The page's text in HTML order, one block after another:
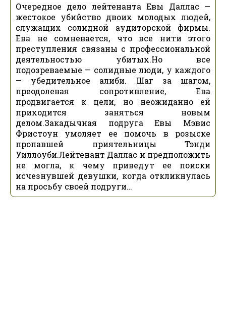
Очередное дело лейтенанта Евы Даллас —
жестокое убийство двоих молодых людей,
служащих солидной аудиторской фирмы.
Ева не сомневается, что все нити этого
преступления связаны с профессиональной
деятельностью убитых.Но все
подозреваемые — солидные люди, у каждого
— убедительное алиби. Шаг за шагом,
преодолевая сопротивление, Ева
продвигается к цели, но неожиданно ей
приходится заняться новым
делом.Закадычная подруга Евы Мэвис
Фристоун умоляет ее помочь в розыске
пропавшей приятельницы Тэнди
Уиллоуби.Лейтенант Даллас и предположить
не могла, к чему приведут ее поиски
исчезнувшей девушки, когда откликнулась
на просьбу своей подруги…